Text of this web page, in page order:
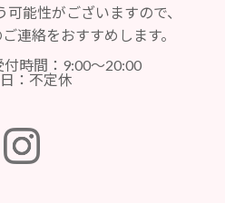
能性がございますので、
連絡をおすすめします。
時間：9:00～20:00
：不定休